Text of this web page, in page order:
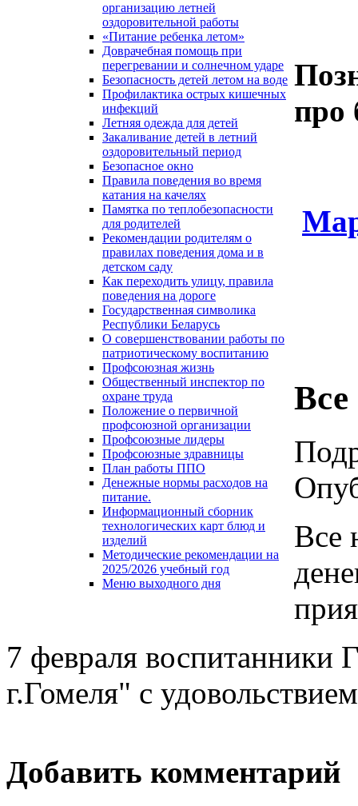
организацию летней
оздоровительной работы
«Питание ребенка летом»
Доврачебная помощь при
перегревании и солнечном ударе
Безопасность детей летом на воде
Профилактика острых кишечных
инфекций
Летняя одежда для детей
Закаливание детей в летний
оздоровительный период
Безопасное окно
Правила поведения во время
катания на качелях
Памятка по теплобезопасности
для родителей
Рекомендации родителям о
правилах поведения дома и в
детском саду
Как переходить улицу, правила
поведения на дороге
Государственная символика
Республики Беларусь
О совершенствовании работы по
патриотическому воспитанию
Профсоюзная жизнь
Общественный инспектор по
охране труда
Положение о первичной
профсоюзной организации
Профсоюзные лидеры
Профсоюзные здравницы
План работы ППО
Денежные нормы расходов на
питание.
Информационный сборник
технологических карт блюд и
изделий
Методические рекомендации на
2025/2026 учебный год
Меню выходного дня
про
Все
7 февраля
г.Гомеля" с
Добавить комментарий